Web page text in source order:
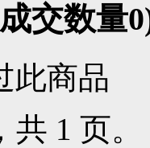
交数量0
此商品
共 1 页。